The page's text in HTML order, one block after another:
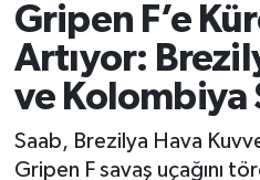
Gripen F’e
Artıyor:
ve Kolombiya
Saab, Brezilya Hava
Gripen F savaş uçağını